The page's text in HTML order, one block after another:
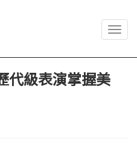
代級表演掌握美